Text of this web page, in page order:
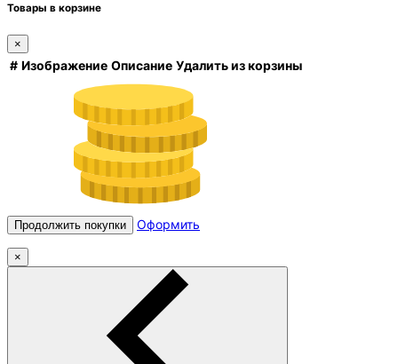
Товары в корзине
×
# Изображение Описание Удалить из корзины
Продолжить покупки Оформить
×